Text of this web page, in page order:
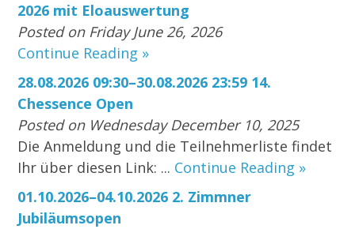
2026 mit Eloauswertung
Posted on Friday June 26, 2026
Continue Reading »
28.08.2026 09:30–30.08.2026 23:59 14.
Chessence Open
Posted on Wednesday December 10, 2025
Die Anmeldung und die Teilnehmerliste findet
Ihr über diesen Link: ... Continue Reading »
01.10.2026–04.10.2026 2. Zimmner
Jubiläumsopen